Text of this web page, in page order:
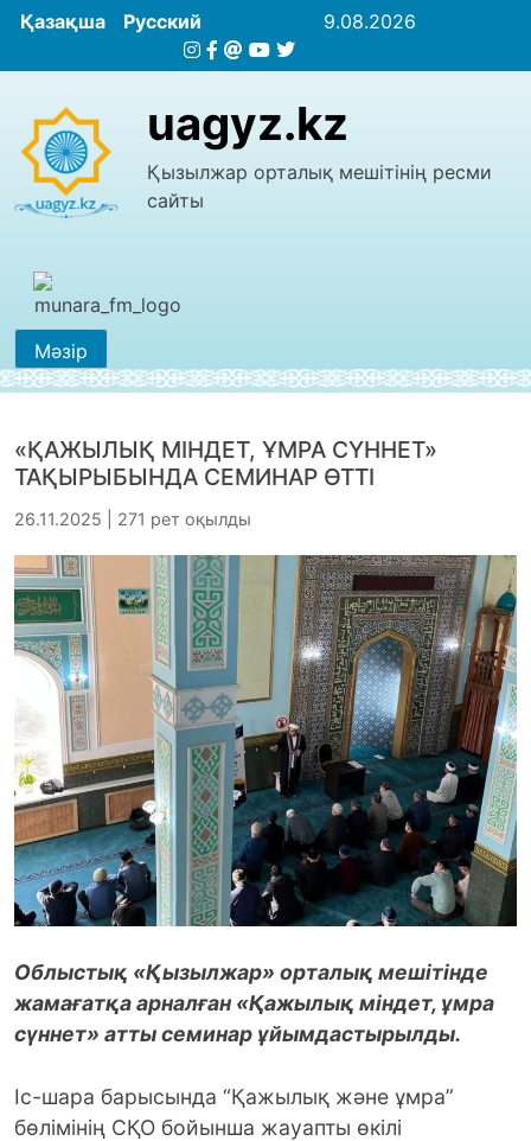
Қазақша Русский 9.08.2026
uagyz.kz
Қызылжар орталық мешітінің ресми
сайты
Мәзір
«ҚАЖЫЛЫҚ МІНДЕТ, ҰМРА СҮННЕТ»
ТАҚЫРЫБЫНДА СЕМИНАР ӨТТІ
26.11.2025 | 271 рет оқылды
Облыстық «Қызылжар» орталық мешітінде
жамағатқа арналған «Қажылық міндет, ұмра
сүннет» атты семинар ұйымдастырылды.
Іс-шара барысында “Қажылық және ұмра”
бөлімінің СҚО бойынша жауапты өкілі